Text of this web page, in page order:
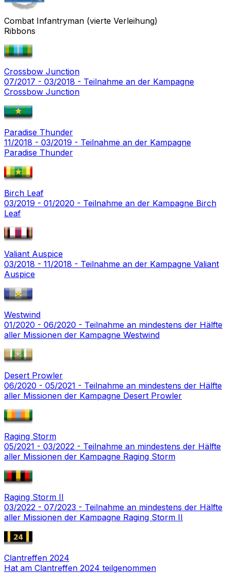
Combat Infantryman (vierte Verleihung)
Ribbons
Crossbow Junction
07/2017 - 03/2018 - Teilnahme an der Kampagne
Crossbow Junction
Paradise Thunder
11/2018 - 03/2019 - Teilnahme an der Kampagne
Paradise Thunder
Birch Leaf
03/2019 - 01/2020 - Teilnahme an der Kampagne Birch
Leaf
Valiant Auspice
03/2018 - 11/2018 - Teilnahme an der Kampagne Valiant
Auspice
Westwind
01/2020 - 06/2020 - Teilnahme an mindestens der Hälfte
aller Missionen der Kampagne Westwind
Desert Prowler
06/2020 - 05/2021 - Teilnahme an mindestens der Hälfte
aller Missionen der Kampagne Desert Prowler
Raging Storm
05/2021 - 03/2022 - Teilnahme an mindestens der Hälfte
aller Missionen der Kampagne Raging Storm
Raging Storm II
03/2022 - 07/2023 - Teilnahme an mindestens der Hälfte
aller Missionen der Kampagne Raging Storm II
Clantreffen 2024
Hat am Clantreffen 2024 teilgenommen